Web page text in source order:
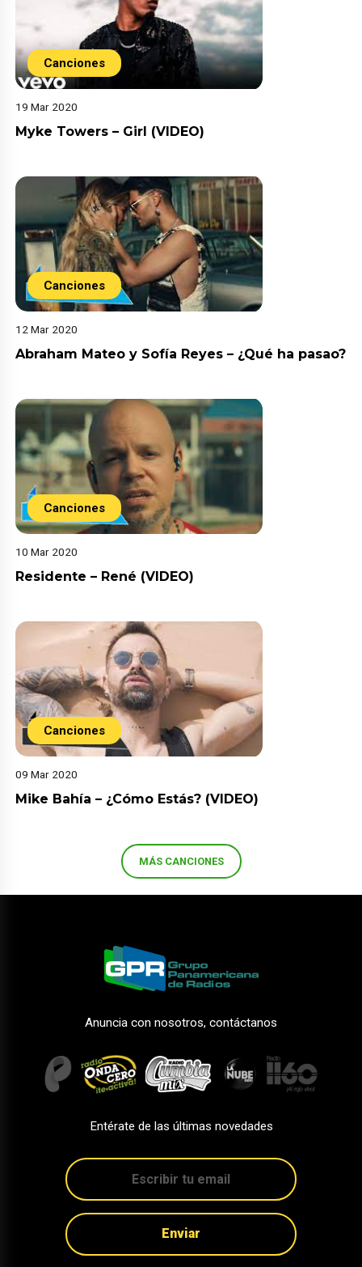
Canciones
19 Mar 2020
Myke Towers – Girl (VIDEO)
Canciones
12 Mar 2020
Abraham Mateo y Sofía Reyes – ¿Qué ha pasao?
Canciones
10 Mar 2020
Residente – René (VIDEO)
Canciones
09 Mar 2020
Mike Bahía – ¿Cómo Estás? (VIDEO)
MÁS CANCIONES
Anuncia con nosotros, contáctanos
Entérate de las últimas novedades
Enviar